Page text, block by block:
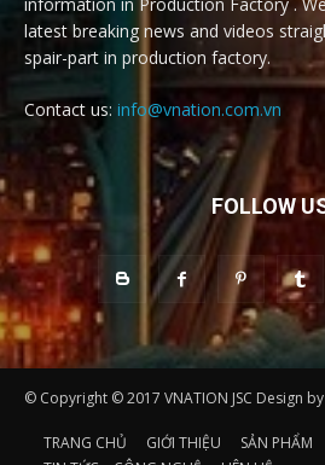
latest breaking news and videos
spair-part in production factory.
Contact us: info@vnation.com.vn
FOLLOW
© Copyright © 2017 VNATION JSC Design
TRANG CHỦ GIỚI THIỆU SẢN PHẨM